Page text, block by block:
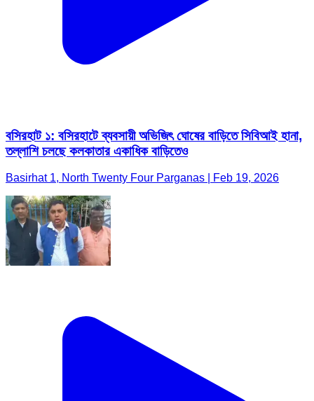
বসিরহাট ১: বসিরহাটে ব্যবসায়ী অভিজিৎ ঘোষের বাড়িতে সিবিআই হানা,
তল্লাশি চলছে কলকাতার একাধিক বাড়িতেও
Basirhat 1, North Twenty Four Parganas | Feb 19, 2026